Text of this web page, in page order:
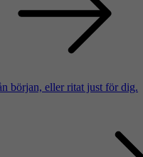
början, eller ritat just för dig.